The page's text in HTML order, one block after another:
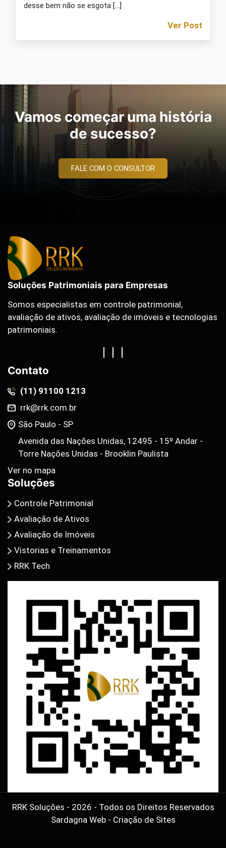
desse bem não se esgota […]
Ver Post
Vamos começar uma história
de sucesso?
FALE COM O CONSULTOR
Soluções Patrimoniais para Empresas
Somos especialistas em controle patrimonial,
avaliação de ativos, avaliação de imóveis e tecnologias
patrimoniais.
Contato
(11) 91100 1213
rrk@rrk.com.br
São Paulo - SP
Avenida das Nações Unidas, 12495 - 15º Andar -
Torre Nações Unidas - Brooklin Paulista
Ver no mapa
Soluções
Controle Patrimonial
Avaliação de Ativos
Avaliação de Imóveis
Vistorias e Treinamentos
RRK Tech
RRK Soluções - 2026 - Todos os Direitos Reservados
Sardagna Web - Criação de Sites